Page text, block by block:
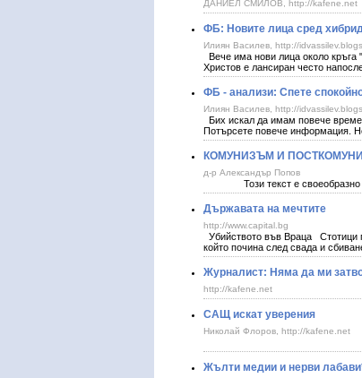
ДАНИЕЛ СМИЛОВ, http://kafene.net
ФБ: Новите лица сред
Илиян Василев, http://
Вече има нови лица около кръга
Христов е лансиран често
ФБ - анализи: Спете
Илиян Василев, http://
Бих искал да имам повече
Потърсете повече информация.
КОМУНИЗЪМ И
д-р Александър Попов
Този текст е своеобразно
Държавата на мечтите
http://www.capital.bg
Убийството във Враца Стотици
който почина след свада и
Журналист: Няма да ми
http://kafene.net
САЩ искат уверения
Николай Флоров, http://kafene.net
Жълти медии и нерви